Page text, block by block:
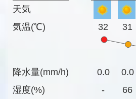
天気
気温(℃)
降水量(mm/h)
湿度(%)
32 31
0.0 0.0
-
66